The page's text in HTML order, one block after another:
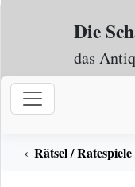
Zum Inhalt
Die
das
Rätsel /